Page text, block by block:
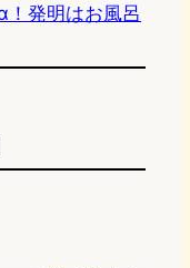
発明はお風呂